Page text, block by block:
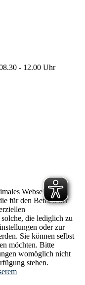
- 12.00 Uhr
Webseiten-
für den Betrieb der
die lediglich zu
oder zur
Sie können selbst
möchten. Bitte
womöglich nicht
stehen.